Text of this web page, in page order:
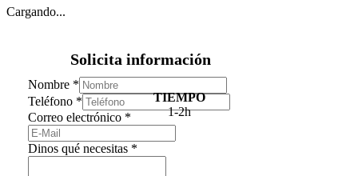
Solicita información
Nombre *
Teléfono *
Correo electrónico *
Dinos qué necesitas *
Cargando...
TIEMPO
1-2h